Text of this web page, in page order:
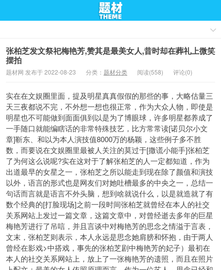
张柏芝发文祭祀梅艳芳,赞其是最美女人,昔时却在葬礼上微笑
摆拍
题材网 发布于 2022-08-23 分类： 题材分类 阅读(558) 评论(0)
实在在文娱圈里面，提及明星真真假假的那些的事，大略估量三
天三夜都说不完，不外想一想也很正常，作为大众人物，即使是
明星也不可能做到面面俱到以是为了博眼球，许多明星都养成了
一手随口就能编瞎话的非常特殊技艺，比方常常读[诺贝尔小文
章]靳东、和以为本人演技值8000万的杨颖，这些例子多不胜
数，而要说在文娱圈里最被人关注的莫过于[撒谎小能手]张柏芝
了为何这么说呢?实在这对于了解张柏芝的人一定都知道，作为
出道最早的女星之一，张柏芝之所以能走到现在除了颜值和演技
以外，语言的形式也是网友们对她吐槽最多的中央之一，总结一
句话而言就是语言不外头脑，想到啥就说什么，以是就造就了有
数个经典的[打脸现场]之前一段时间张柏芝就曾经在本人的社交
关系网站上发过一篇文章，这篇文章中，对曾经逝去多年的巨星
梅艳芳进行了吊唁，并且言谈中对梅艳芳的思念之情溢于言表，
文末，张柏芝则表示，本人永远是思念她肩膀和怀抱，由于两人
曾经在影戏>中搭戏，事先的张柏芝剧中梅艳芳的妃子）最初在
本人的社交关系网站上，放上了一张梅艳芳的遗照，而且在照片